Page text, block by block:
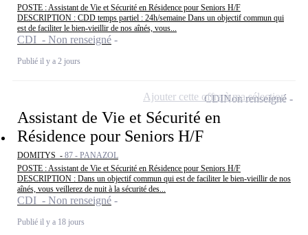
POSTE : Assistant de Vie et Sécurité en Résidence pour Seniors H/F
DESCRIPTION : CDD temps partiel : 24h/semaine Dans un objectif commun qui
est de faciliter le bien-vieillir de nos aînés, vous...
CDI - Non renseigné
Publié il y a 2 jours
Assistant de Vie et Sécurité en
Résidence pour Seniors H/F
DOMITYS - 87 - PANAZOL
POSTE : Assistant de Vie et Sécurité en Résidence pour Seniors H/F
DESCRIPTION : Dans un objectif commun qui est de faciliter le bien-vieillir de nos
aînés, vous veillerez de nuit à la sécurité des...
CDI - Non renseigné
Publié il y a 18 jours
CDINon renseigné
Ajouter cette offre à ma sélection